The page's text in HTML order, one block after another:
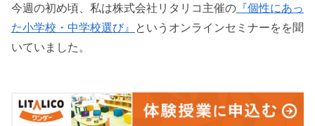
今週の初め頃、私は株式会社リタリコ主催の 『個性にあっ
た小学校・中学校選び』 というオンラインセミナーをを聞
いていました。